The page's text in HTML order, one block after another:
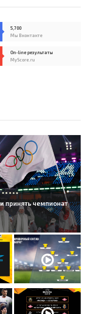
5,700
Мы Вконтакте
On-line результаты
MyScore.ru
принять чемпионат